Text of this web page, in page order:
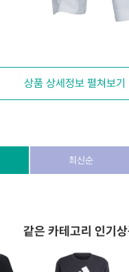
상품 상세정보 펼쳐보기
(주) 동이커머스
dongeecom@naver.com
최신순
같은 카테고리 인기